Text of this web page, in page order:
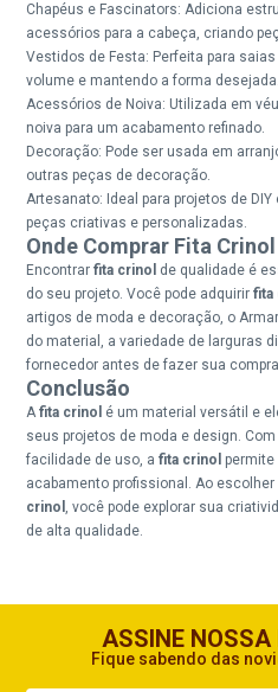
Chapéus e Fascinators: Adiciona
acessórios para a cabeça, criando
Vestidos de Festa: Perfeita para
volume e mantendo a forma desejada.
Acessórios de Noiva: Utilizada em
noiva para um acabamento refinado.
Decoração: Pode ser usada em
outras peças de decoração.
Artesanato: Ideal para projetos de
peças criativas e personalizadas.
Onde Comprar Fita Crinol
Encontrarfita crinol de qualidade é
do seu projeto. Você pode adquirirfita
artigos de moda e decoração, o
do material, a variedade de larguras
fornecedor antes de fazer sua
Conclusão
Afita crinol é um material versátil e
seus projetos de moda e design.
facilidade de uso, afita crinol
acabamento profissional. Ao
crinol , você pode explorar sua
de alta qualidade.
ASSINE NOSSA
Fique sabendo das